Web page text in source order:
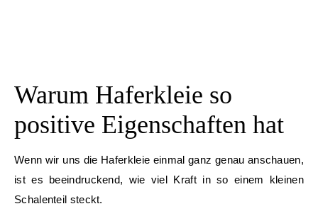
Warum Haferkleie so
positive Eigenschaften hat
Wenn wir uns die Haferkleie einmal ganz genau anschauen,
ist es beeindruckend, wie viel Kraft in so einem kleinen
Schalenteil steckt.